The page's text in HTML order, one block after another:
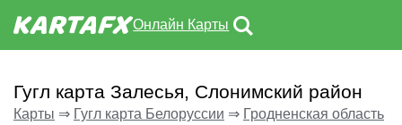
Онлайн Карты
Гугл карта Залесья, Слонимский район
Карты ⇒ Гугл карта Белоруссии ⇒ Гродненская область